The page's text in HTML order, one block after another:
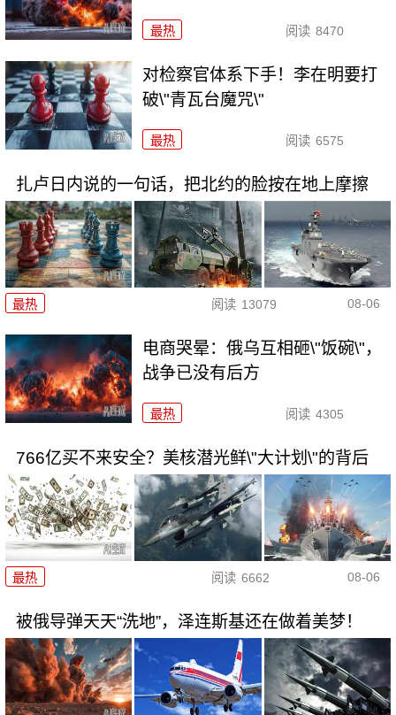
最热 阅读 8470
对检察官体系下手！李在明要打
破\"青瓦台魔咒\"
最热 阅读 6575
扎卢日内说的一句话，把北约的脸按在地上摩擦
最热 阅读 13079 08-06
电商哭晕：俄乌互相砸\"饭碗\"，
战争已没有后方
最热 阅读 4305
766亿买不来安全？美核潜光鲜\"大计划\"的背后
最热 阅读 6662 08-06
被俄导弹天天“洗地”，泽连斯基还在做着美梦！